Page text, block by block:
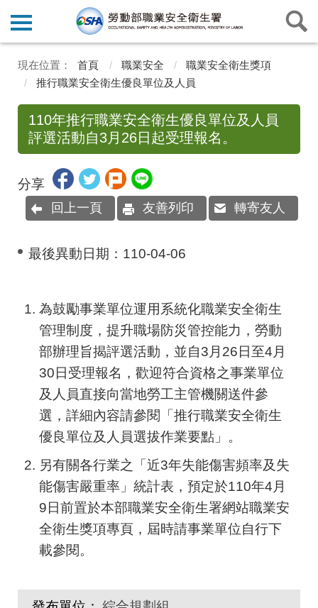
首頁 職業安全
職業安全衛生獎項
推行職業安全衛生優良單位及人員
110年推行職業安全衛生優良單位及人員
評選活動自3月26日起受理報名。
分享
回上一頁 友善列印 轉寄友人
最後異動日期： 110-04-06
為鼓勵事業單位運用系統化職業安全衛生
管理制度，提升職場防災管控能力，勞動
部辦理旨揭評選活動，並自3 月 26 日至4 月
30 日受理報名，歡迎符合資格之事業單位
及人員直接向當地勞工主管機關送件參
選，詳細內容請參閱「推行職業安全衛生
優良單位及人員選拔作業要點」。
另有關各行業之「近3年失能傷害頻率及失
能傷害嚴重率」統計表，預定於110年4 月
9 日前置於本部職業安全衛生署網站職業安
全衛生獎項專頁，屆時請事業單位自行下
載參閱。